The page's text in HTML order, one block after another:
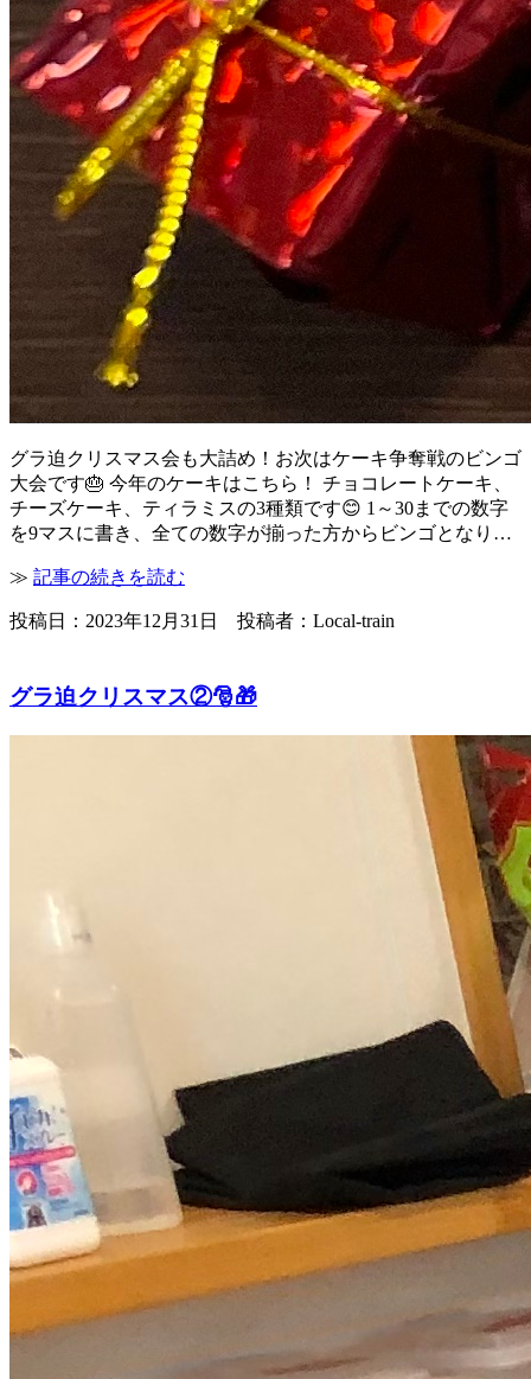
グラ迫クリスマス会も大詰め！お次はケーキ争奪戦のビンゴ
大会です🎂 今年のケーキはこちら！ チョコレートケーキ、
チーズケーキ、ティラミスの3種類です😊 1～30までの数字
を9マスに書き、全ての数字が揃った方からビンゴとなり…
≫ 記事の続きを読む
投稿日：2023年12月31日 投稿者：Local-train
グラ迫クリスマス②🎅🎁